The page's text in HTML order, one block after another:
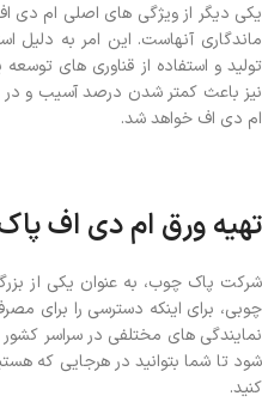
یکی دیگر از ویژگی های اصلی ام دی
ماندگاری آنهاست. این امر به دلیل
تولید و استفاده از قناوری های
نیز باعث کمتر شدن درصد آسیب و در
ام دی اف خواهد شد.
تهیه ورق ام دی اف
شرکت پاک چوب، به عنوان یکی از
چوبی، برای اینکه دسترسی را برای
نمایندگی های مختلفی در سراسر
شود تا شما بتوانید در هرجایی که
کنید.